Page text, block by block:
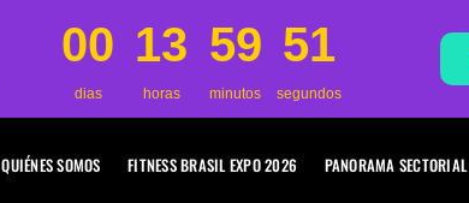
00
dias
13
horas
59
minutos
51
segundos
QUIÉNES SOMOS FITNESS BRASIL EXPO 2026 PANORAMA SECTORIAL